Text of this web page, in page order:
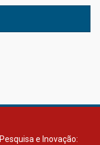
Pesquisa e Inovação: